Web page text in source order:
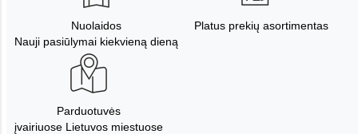
Nuolaidos
Nauji pasiūlymai kiekvieną dieną
Platus prekių asortimentas
Parduotuvės
įvairiuose Lietuvos miestuose